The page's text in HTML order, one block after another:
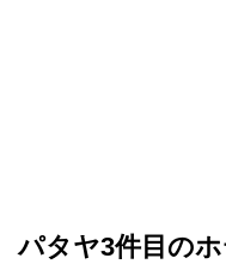
パタヤ3件目の